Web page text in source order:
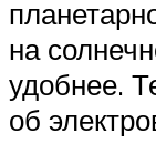
на
удобнее.
об